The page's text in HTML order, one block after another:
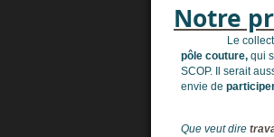
Notre
Le
pôle couture,qui
SCOP. Il serait
envie de
Que veut dire